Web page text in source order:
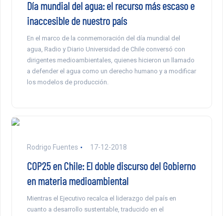
Día mundial del agua: el recurso más escaso e
inaccesible de nuestro país
En el marco de la conmemoración del día mundial del
agua, Radio y Diario Universidad de Chile conversó con
dirigentes medioambientales, quienes hicieron un llamado
a defender el agua como un derecho humano y a modificar
los modelos de producción.
Rodrigo Fuentes 17-12-2018
COP25 en Chile: El doble discurso del Gobierno
en materia medioambiental
Mientras el Ejecutivo recalca el liderazgo del país en
cuanto a desarrollo sustentable, traducido en el